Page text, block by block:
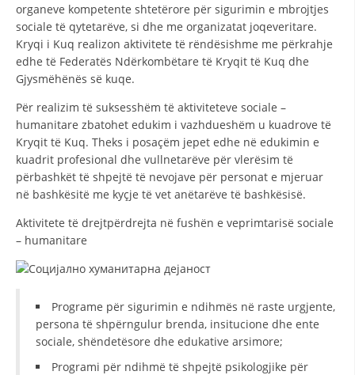
ANËTARËSIMI NË STRUKTURAT PROFESIONALE
LIGJI I KRYQIT TË KUQ
STATUTI I KRYQIT TË KUQ
KUVENDI
DISEMINIMI
organeve kompetente shtetërore për sigurimin e mbrojtjes
sociale të qytetarëve, si dhe me organizatat joqeveritare.
Kryqi i Kuq realizon aktivitete të rëndësishme me përkrahje
edhe të Federatës Ndërkombëtare të Kryqit të Kuq dhe
Gjysmëhënës së kuqe.
Për realizim të suksesshëm të aktiviteteve sociale –
humanitare zbatohet edukim i vazhdueshëm u kuadrove të
Kryqit të Kuq. Theks i posaçëm jepet edhe në edukimin e
kuadrit profesional dhe vullnetarëve për vlerësim të
përbashkët të shpejtë të nevojave për personat e mjeruar
në bashkësitë me kyçje të vet anëtarëve të bashkësisë.
Aktivitete të drejtpërdrejta në fushën e veprimtarisë sociale
– humanitare
Programe për sigurimin e ndihmës në raste urgjente,
persona të shpërngulur brenda, insitucione dhe ente
sociale, shëndetësore dhe edukative arsimore;
Programi për ndihmë të shpejtë psikologjike për